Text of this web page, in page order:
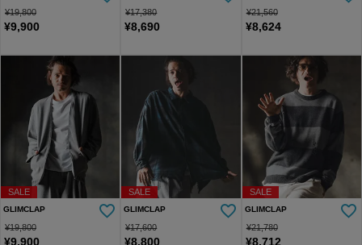
¥19,800
¥9,900
¥17,380
¥8,690
¥21,560
¥8,624
SALE
GLIMCLAP
¥19,800
¥9,900
SALE
GLIMCLAP
¥17,600
¥8,800
SALE
GLIMCLAP
¥21,780
¥8,712